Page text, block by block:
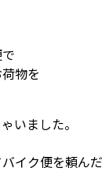
物を
いました。
イク便を頼んだ